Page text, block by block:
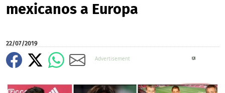
mexicanos a Europa
22/07/2019
X